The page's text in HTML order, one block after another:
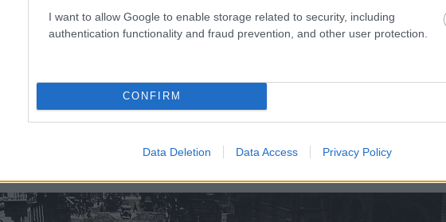
I want to allow Google to enable storage related to security, including
authentication functionality and fraud prevention, and other user protection.
CONFIRM
Data Deletion Data Access Privacy Policy
a megtisztítása és helyreállítása előtt. MaÍGYnéz ki.